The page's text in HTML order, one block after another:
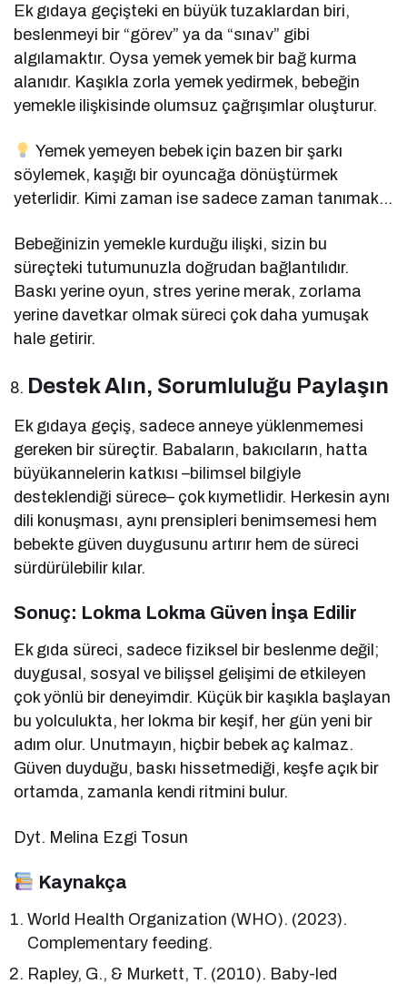
Ek gıdaya geçişteki en büyük tuzaklardan biri,
beslenmeyi bir “görev” ya da “sınav” gibi
algılamaktır. Oysa yemek yemek bir bağ kurma
alanıdır. Kaşıkla zorla yemek yedirmek, bebeğin
yemekle ilişkisinde olumsuz çağrışımlar oluşturur.
Yemek yemeyen bebek için bazen bir şarkı
söylemek, kaşığı bir oyuncağa dönüştürmek
yeterlidir. Kimi zaman ise sadece zaman tanımak…
Bebeğinizin yemekle kurduğu ilişki, sizin bu
süreçteki tutumunuzla doğrudan bağlantılıdır.
Baskı yerine oyun, stres yerine merak, zorlama
yerine davetkar olmak süreci çok daha yumuşak
hale getirir.
Destek Alın, Sorumluluğu Paylaşın
Ek gıdaya geçiş, sadece anneye yüklenmemesi
gereken bir süreçtir. Babaların, bakıcıların, hatta
büyükannelerin katkısı –bilimsel bilgiyle
desteklendiği sürece– çok kıymetlidir. Herkesin aynı
dili konuşması, aynı prensipleri benimsemesi hem
bebekte güven duygusunu artırır hem de süreci
sürdürülebilir kılar.
Sonuç: Lokma Lokma Güven İnşa Edilir
Ek gıda süreci, sadece fiziksel bir beslenme değil;
duygusal, sosyal ve bilişsel gelişimi de etkileyen
çok yönlü bir deneyimdir. Küçük bir kaşıkla başlayan
bu yolculukta, her lokma bir keşif, her gün yeni bir
adım olur. Unutmayın, hiçbir bebek aç kalmaz.
Güven duyduğu, baskı hissetmediği, keşfe açık bir
ortamda, zamanla kendi ritmini bulur.
Dyt. Melina Ezgi Tosun
Kaynakça
World Health Organization (WHO). (2023).
Complementary feeding.
Rapley, G., & Murkett, T. (2010). Baby-led